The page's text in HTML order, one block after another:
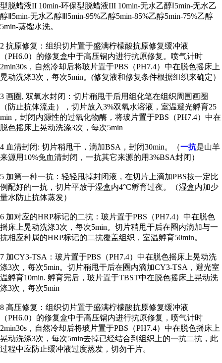
型脱蜡液II 10min-环保型脱蜡液III 10min-无水乙醇Ⅰ5min-无水乙
醇Ⅱ5min-无水乙醇Ⅲ5min-95%乙醇5min-85%乙醇5min-75%乙醇
5min-蒸馏水洗。
2 抗原修复：组织切片置于盛满柠檬酸抗原修复缓冲液
（PH6.0）的修复盒中于高压锅内进行抗原修复。喷气计时
2min30s，自然冷却后将玻片置于PBS（PH7.4）中在脱色摇床上
晃动洗涤3次，每次5min。(修复液和修复条件根据组织来确定）
3 画圈, 双氧水封闭：切片稍甩干后用组化笔在组织周围画圈
（防止抗体流走），切片放入3%双氧水溶液，室温避光孵育25
min，封闭内源性的过氧化物酶，将玻片置于PBS（PH7.4）中在
脱色摇床上晃动洗涤3次，每次5min
4 血清封闭: 切片稍甩干，滴加BSA，封闭30min。（一抗是山羊
来源用10%兔血清封闭，一抗其它来源的用3%BSA封闭）
5 加第一种一抗：轻轻甩掉封闭液，在切片上滴加PBS按一定比
例配好的一抗，切片平放于湿盒内4°C孵育过夜。（湿盒内加少
量水防止抗体蒸发）
6 加对应的HRP标记的二抗：玻片置于PBS（PH7.4）中在脱色
摇床上晃动洗涤3次，每次5min。切片稍甩干后在圈内滴加与一
抗相应种属的HRP标记的二抗覆盖组织，室温孵育50min。
7 加CY3-TSA：玻片置于PBS（PH7.4）中在脱色摇床上晃动洗
涤3次，每次5min。切片稍甩干后在圈内滴加CY3-TSA，避光室
温孵育10min. 孵育完后，玻片置于TBST中在脱色摇床上晃动洗
涤3次，每次5min
8 高压修复：组织切片置于盛满柠檬酸抗原修复缓冲液
（PH6.0）的修复盒中于高压锅内进行抗原修复，喷气计时
2min30s，自然冷却后将玻片置于PBS（PH7.4）中在脱色摇床上
晃动洗涤3次，每次5min去掉已经结合到组织上的一抗二抗，此
过程中应防止缓冲液过度蒸发，切勿干片。